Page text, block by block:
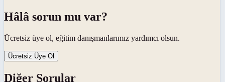
Hâlâ sorun mu var?
Ücretsiz üye ol, eğitim danışmanlarımız yardımcı olsun.
Ücretsiz Üye Ol
Diğer Sorular